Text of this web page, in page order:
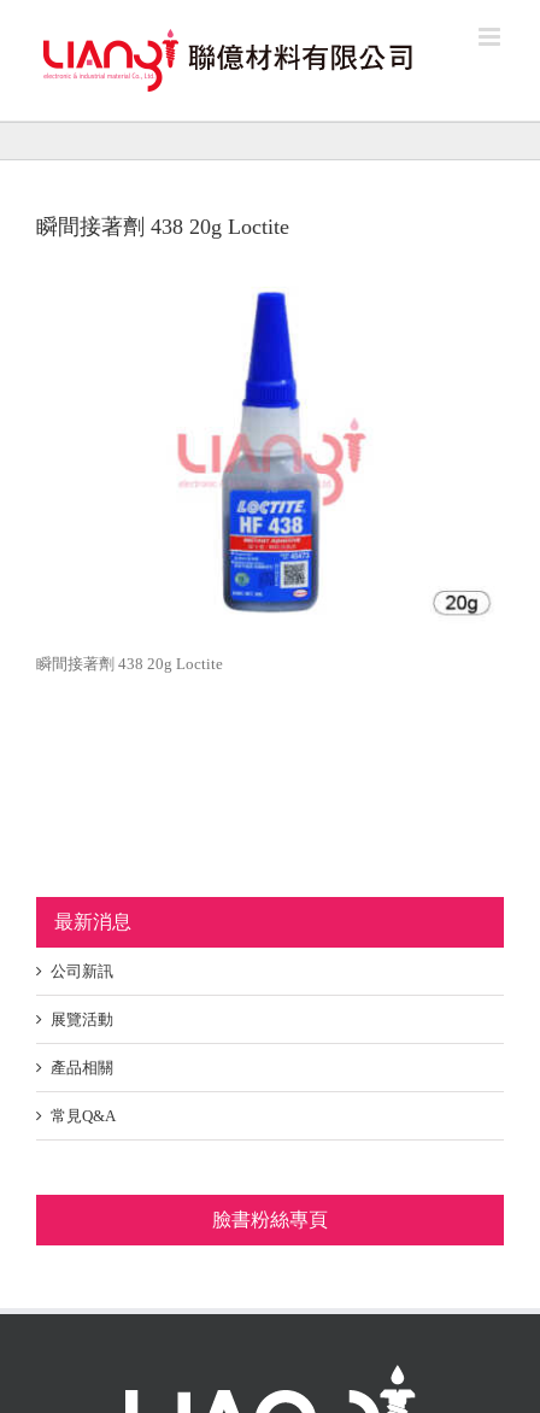
content
瞬間接著劑 438 20g Loctite
瞬間接著劑 438 20g Loctite
最新消息
公司新訊
展覽活動
產品相關
常見Q&A
臉書粉絲專頁